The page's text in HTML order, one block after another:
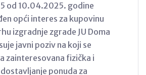
od 10.04.2025. godine
opći interes za kupovinu
izgradnje zgrade JU Doma
javni poziv na koji se
zainteresovana fizička i
ponuda za